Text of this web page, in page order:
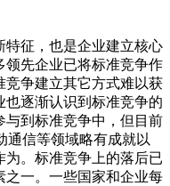
特征，也是企业建立核心
领先企业已将标准竞争作
竞争建立其它方式难以获
逐渐认识到标准竞争的
与到标准竞争中，但目前
通信等领域略有成就以
。标准竞争上的落后已
之一。一些国家和企业每